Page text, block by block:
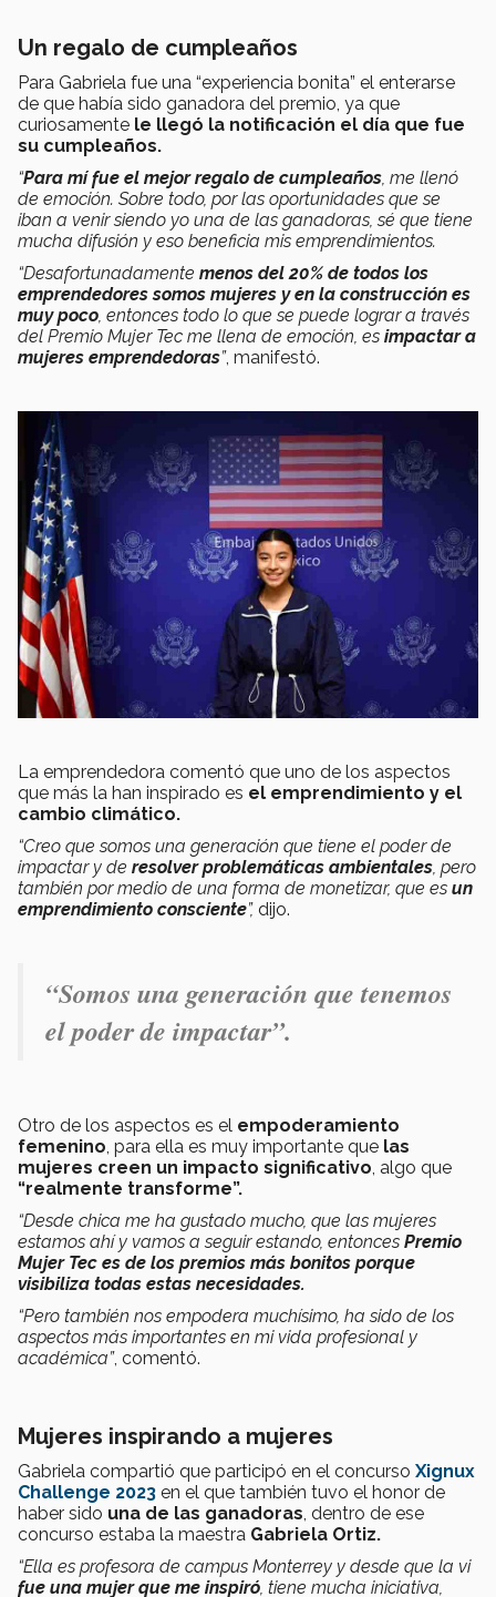
Un regalo de cumpleaños
Para Gabriela fue una “experiencia bonita” el enterarse
de que había sido ganadora del premio, ya que
curiosamente le llegó la notificación el día que fue
su cumpleaños.
“Para mí fue el mejor regalo de cumpleaños, me llenó
de emoción. Sobre todo, por las oportunidades que se
iban a venir siendo yo una de las ganadoras, sé que tiene
mucha difusión y eso beneficia mis emprendimientos.
“Desafortunadamente menos del 20% de todos los
emprendedores somos mujeres y en la construcción es
muy poco, entonces todo lo que se puede lograr a través
del Premio Mujer Tec me llena de emoción, es impactar a
mujeres emprendedoras”, manifestó.
La emprendedora comentó que uno de los aspectos
que más la han inspirado es el emprendimiento y el
cambio climático.
“Creo que somos una generación que tiene el poder de
impactar y de resolver problemáticas ambientales, pero
también por medio de una forma de monetizar, que es un
emprendimiento consciente”, dijo.
“Somos una generación que tenemos
el poder de impactar”.
Otro de los aspectos es el empoderamiento
femenino, para ella es muy importante que las
mujeres creen un impacto significativo, algo que
“realmente transforme”.
“Desde chica me ha gustado mucho, que las mujeres
estamos ahí y vamos a seguir estando, entonces Premio
Mujer Tec es de los premios más bonitos porque
visibiliza todas estas necesidades.
“Pero también nos empodera muchísimo, ha sido de los
aspectos más importantes en mi vida profesional y
académica”, comentó.
Mujeres inspirando a mujeres
Gabriela compartió que participó en el concurso Xignux
Challenge 2023 en el que también tuvo el honor de
haber sido una de las ganadoras, dentro de ese
concurso estaba la maestra Gabriela Ortiz.
“Ella es profesora de campus Monterrey y desde que la vi
fue una mujer que me inspiró, tiene mucha iniciativa,